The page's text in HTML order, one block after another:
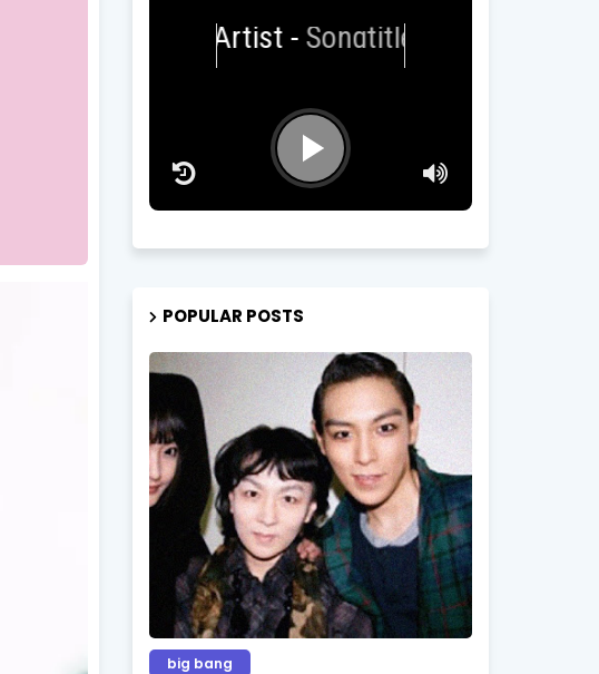
Artist-Songtitle
POPULAR POSTS
big bang